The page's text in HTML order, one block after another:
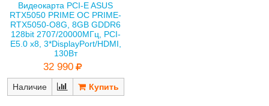
Видеокарта PCI-E ASUS
RTX5050 PRIME OC PRIME-
RTX5050-O8G, 8GB GDDR6
128bit 2707/20000МГц, PCI-
E5.0 x8, 3*DisplayPort/HDMI,
130Вт
32 990
Наличие